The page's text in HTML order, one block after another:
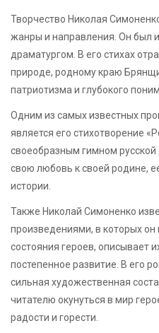
Творчество Николая
жанры и направления. Он был
драматургом. В его стихах
природе, родному краю
патриотизма и глубокого
Одним из самых известных
является его стихотворение
своеобразным гимном
свою любовь к своей родине,
истории.
Также Николай Симоненко
произведениями, в которых
состояния героев, описывает
постепенное развитие. В его
сильная художественная
читателю окунуться в мир
радости и горести.